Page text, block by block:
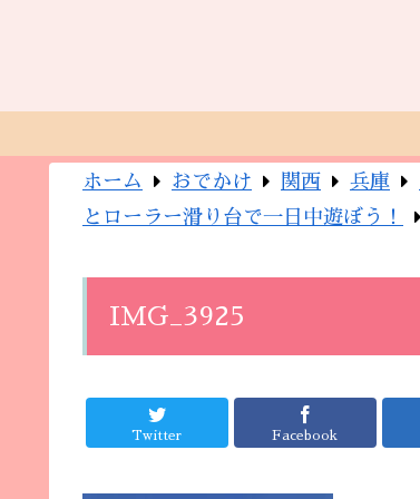
ホーム おでかけ 関西 兵庫
とローラー滑り台で一日中遊ぼう！
IMG_3925
Twitter Facebook